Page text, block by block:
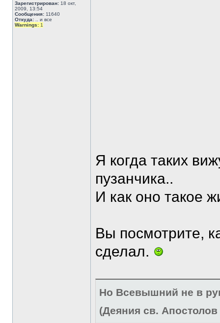
Зарегистрирован: 18 окт,
2009, 13:54
Сообщения: 11640
Откуда: .. и все
Warnings: 1
Я когда таких
пузанчика..
И как оно такое
Вы посмотрите,
сделал.
Но Всевышний не в
(Деяния св. Апостолов